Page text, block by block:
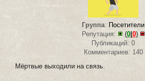
Группа: Посетители
Репутация:
(0|0)
Публикаций: 0
Комментариев: 140
Мёртвые выходили на связь.